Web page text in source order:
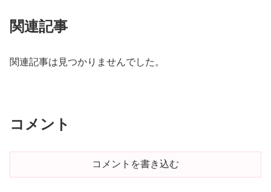
関連記事
関連記事は見つかりませんでした。
コメント
コメントを書き込む